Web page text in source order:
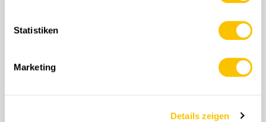
Statistiken
Marketing
Details zeigen
CHF 22.50
IN DEN WARENKORB